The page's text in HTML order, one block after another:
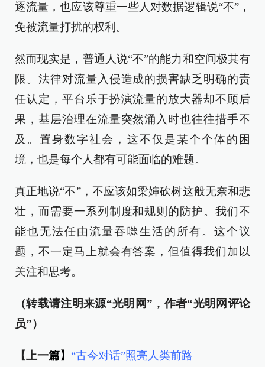
逐流量，也应该尊重一些人对数据逻辑说“不”，
免被流量打扰的权利。
然而现实是，普通人说“不”的能力和空间极其有
限。法律对流量入侵造成的损害缺乏明确的责
任认定，平台乐于扮演流量的放大器却不顾后
果，基层治理在流量突然涌入时也往往措手不
及。置身数字社会，这不仅是某个个体的困
境，也是每个人都有可能面临的难题。
真正地说“不”，不应该如梁婶砍树这般无奈和悲
壮，而需要一系列制度和规则的防护。我们不
能也无法任由流量吞噬生活的所有。这个议
题，不一定马上就会有答案，但值得我们加以
关注和思考。
（转载请注明来源“光明网”，作者“光明网评论
员”）
【上一篇】 “古今对话”照亮人类前路